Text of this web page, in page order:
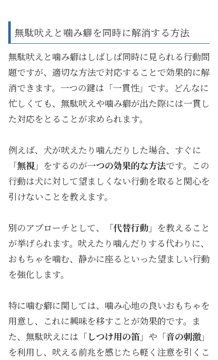
無駄吠えと噛み癖を同時に解消する方法
無駄吠えと噛み癖はしばしば同時に見られる行動問
題ですが、適切な方法で対応することで効果的に解
消できます。一つの鍵は「一貫性」です。どんなに
忙しくても、無駄吠えや噛み癖が出た際には一貫し
た対応をとることが求められます。
例えば、犬が吠えたり噛んだりした場合、すぐに
「無視」をするのが一つの効果的な方法です。この
行動は犬に対して望ましくない行動を取ると関心を
引けないことを教えます。
別のアプローチとして、「代替行動」を教えること
が挙げられます。吠えたり噛んだりする代わりに、
おもちゃを噛む、静かに座るといった望ましい行動
を強化します。
特に噛む癖に関しては、噛み心地の良いおもちゃを
用意し、これに興味を移すことが効果的です。ま
た、無駄吠えには「しつけ用の笛」や「音の刺激」
を利用し、吠える前兆を感じたら軽く注意を引くこ